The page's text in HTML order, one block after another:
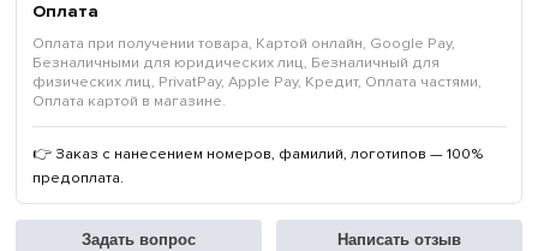
Оплата
Оплата при получении товара, Картой онлайн, Google Pay,
Безналичными для юридических лиц, Безналичный для
физических лиц, PrivatPay, Apple Pay, Кредит, Оплата частями,
Оплата картой в магазине.
👉 Заказ с нанесением номеров, фамилий, логотипов — 100%
предоплата.
Задать вопрос Написать отзыв